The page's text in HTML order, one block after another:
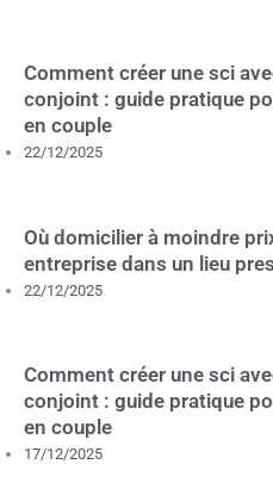
Comment créer une sci
conjoint : guide pratique
en couple
22/12/2025
Où domicilier à moindre
entreprise dans un lieu
22/12/2025
Comment créer une sci
conjoint : guide pratique
en couple
17/12/2025